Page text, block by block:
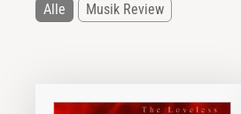
Alle Musik Review